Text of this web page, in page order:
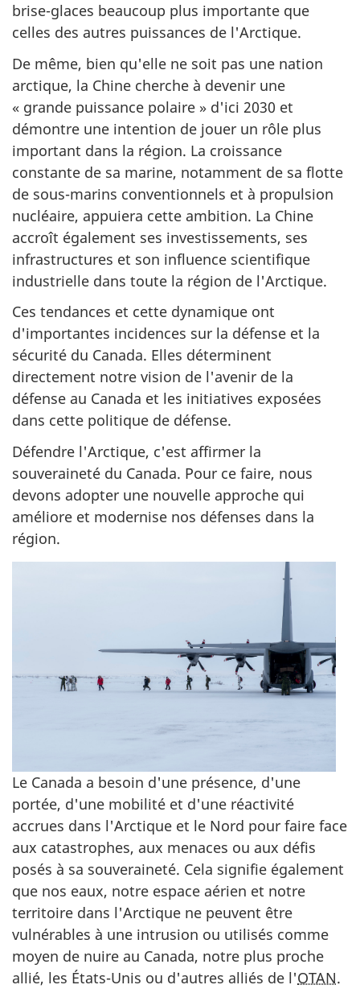
brise-glaces beaucoup plus importante que
celles des autres puissances de l'Arctique.
De même, bien qu'elle ne soit pas une nation
arctique, la Chine cherche à devenir une
« grande puissance polaire » d'ici 2030 et
démontre une intention de jouer un rôle plus
important dans la région. La croissance
constante de sa marine, notamment de sa flotte
de sous-marins conventionnels et à propulsion
nucléaire, appuiera cette ambition. La Chine
accroît également ses investissements, ses
infrastructures et son influence scientifique
industrielle dans toute la région de l'Arctique.
Ces tendances et cette dynamique ont
d'importantes incidences sur la défense et la
sécurité du Canada. Elles déterminent
directement notre vision de l'avenir de la
défense au Canada et les initiatives exposées
dans cette politique de défense.
Défendre l'Arctique, c'est affirmer la
souveraineté du Canada. Pour ce faire, nous
devons adopter une nouvelle approche qui
améliore et modernise nos défenses dans la
région.
Le Canada a besoin d'une présence, d'une
portée, d'une mobilité et d'une réactivité
accrues dans l'Arctique et le Nord pour faire face
aux catastrophes, aux menaces ou aux défis
posés à sa souveraineté. Cela signifie également
que nos eaux, notre espace aérien et notre
territoire dans l'Arctique ne peuvent être
vulnérables à une intrusion ou utilisés comme
moyen de nuire au Canada, notre plus proche
allié, les États-Unis ou d'autres alliés de l'OTAN.